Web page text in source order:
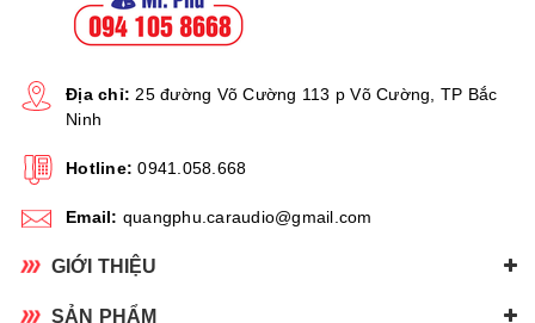
Địa chỉ: 25 đường Võ Cường 113 p Võ Cường, TP Bắc
Ninh
Hotline: 0941.058.668
Email: quangphu.caraudio@gmail.com
GIỚI THIỆU
SẢN PHẨM